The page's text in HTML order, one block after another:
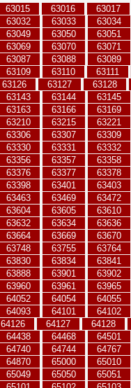
63015 63016 63017
63032 63033 63034
63049 63050 63051
63069 63070 63071
63087 63088 63089
63109 63110 63111
63126 63127 63128
63143 63144 63145
63163 63166 63169
63210 63215 63221
63306 63307 63309
63330 63331 63332
63356 63357 63358
63376 63377 63378
63398 63401 63403
63463 63469 63472
63604 63605 63610
63632 63634 63636
63664 63669 63670
63748 63755 63764
63830 63834 63841
63888 63901 63902
63960 63961 63965
64052 64054 64055
64093 64101 64102
64126 64127 64128
64438 64468 64501
64740 64744 64767
64870 65000 65010
65049 65050 65051